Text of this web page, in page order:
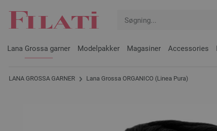
Lana Grossa garner Modelpakker Magasiner Accessories
LANA GROSSA GARNER Lana Grossa ORGANICO (Linea Pura)